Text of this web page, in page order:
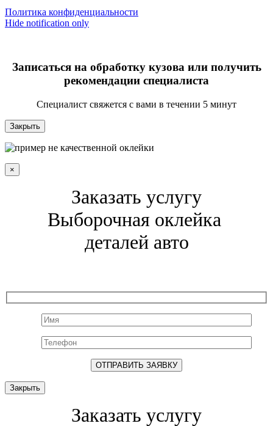
Политика конфиденциальности
Hide notification only
Записаться на обработку кузова или получить
рекомендации специалиста
Специалист свяжется с вами в течении 5 минут
Закрыть
×
Заказать услугу
Выборочная оклейка
деталей авто
Закрыть
Заказать услугу